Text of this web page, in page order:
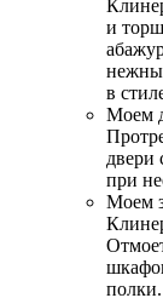
и
в
Моем
двери
при
Моем
полки.